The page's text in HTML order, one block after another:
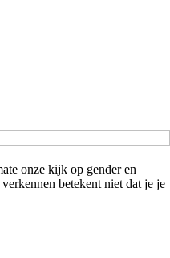
onze kijk op gender en
betekent niet dat je je